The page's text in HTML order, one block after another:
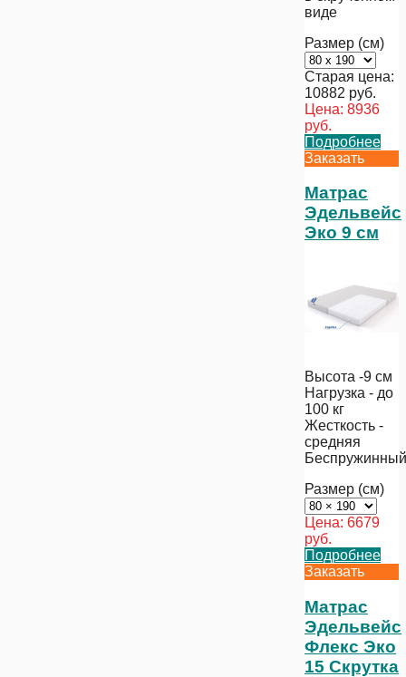
виде
Размер (см)
Старая цена:
10882 руб.
Цена: 8936
руб.
Подробнее
Заказать
Матрас
Эдельвейс
Эко 9 см
Высота -9 см
Нагрузка - до
100 кг
Жесткость -
средняя
Беспружинный
Размер (см)
Цена: 6679
руб.
Подробнее
Заказать
Матрас
Эдельвейс
Флекс Эко
15 Скрутка